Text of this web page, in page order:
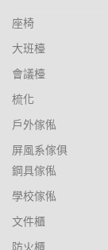
座椅
大班檯
會議檯
梳化
戶外傢俬
屏風系傢俱
鋼具傢俬
學校傢俬
文件櫃
防火櫃